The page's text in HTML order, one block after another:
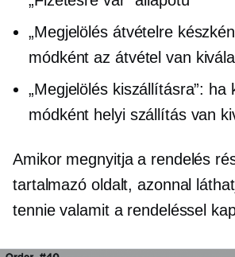
„Megjelölés átvételre
módként az átvétel van
„Megjelölés kiszállításra”: ha
módként helyi szállítás van
Amikor megnyitja a rendelés
tartalmazó oldalt, azonnal
tennie valamit a rendeléssel